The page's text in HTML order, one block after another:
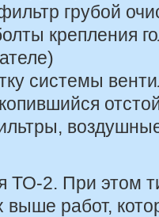
грубой
крепления
системы
ТО-2. При этом
выше работ,